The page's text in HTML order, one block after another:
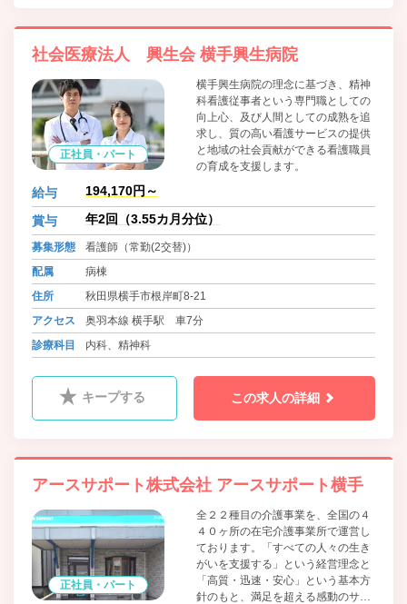
社会医療法人 興生会 横手興生病院
正社員・パート
横手興生病院の理念に基づき、精神
科看護従事者という専門職としての
向上心、及び人間としての成熟を追
求し、質の高い看護サービスの提供
と地域の社会貢献ができる看護職員
の育成を支援します。
給与 194,170円～
賞与 年2回（3.55カ月分位）
募集形態
看護師（常勤(2交替)）
配属
病棟
住所
秋田県横手市根岸町8-21
アクセス
奥羽本線 横手駅 車7分
診療科目
内科、精神科
キープする この求人の詳細
アースサポート株式会社 アースサポート横手
正社員・パート
全２２種目の介護事業を、全国の４
４０ヶ所の在宅介護事業所で運営し
ております。「すべての人々の生き
がいを支援する」という経営理念と
「高質・迅速・安心」という基本方
針のもと、満足を超える感動のサー